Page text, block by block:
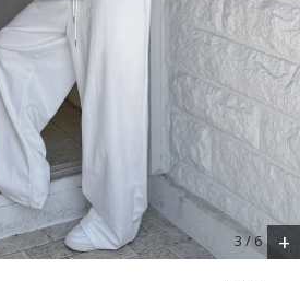
니트
블라우스
원피스
팬츠
스커트 3/6 +